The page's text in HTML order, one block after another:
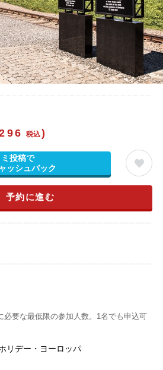
税込)
投稿で
ッシュバック
予約に進む
必要な最低限の参加人数。1名でも申込可
リデー・ヨーロッパ